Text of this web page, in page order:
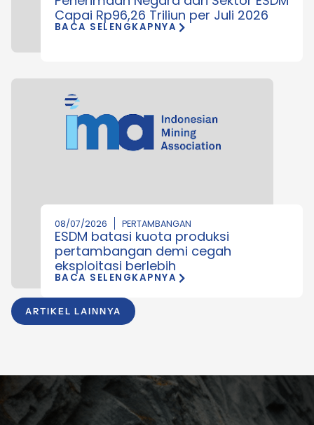
ARTIKEL LAINNYA
Capai Rp96,26 Triliun per Juli 2026
BACA SELENGKAPNYA
08/07/2026 PERTAMBANGAN
ESDM batasi kuota produksi
pertambangan demi cegah
eksploitasi berlebih
BACA SELENGKAPNYA